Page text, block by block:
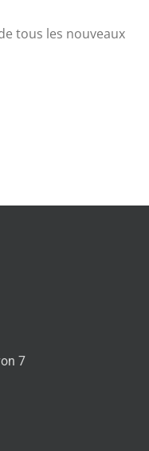
tous les nouveaux
7